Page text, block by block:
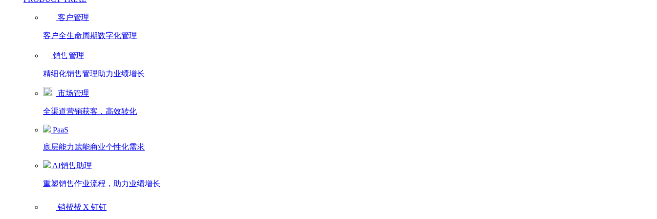
客户管理
客户全生命周期数字化管理
销售管理
精细化销售管理助力业绩增长
市场管理
全渠道营销获客，高效转化
PaaS
底层能力赋能商业个性化需求
AI销售助理
重塑销售作业流程，助力业绩增长
销帮帮 X 钉钉